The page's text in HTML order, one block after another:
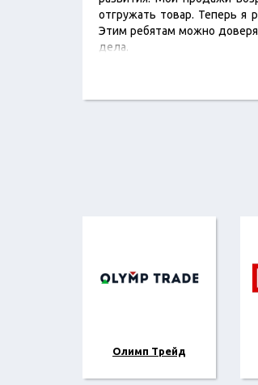
отгружать товар. Теперь я
Этим ребятам можно
дела.
Олимп Трейд